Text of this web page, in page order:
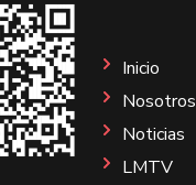
Inicio
Nosotros
Noticias
LMTV